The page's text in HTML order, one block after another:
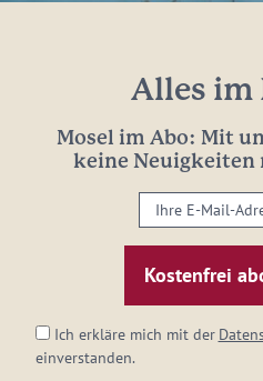
Alles im
Mosel im Abo: Mit
keine Neuigkeiten
Ihre
E-
Mail-
Adresse:
Ich erkläre mich mit der
einverstanden.